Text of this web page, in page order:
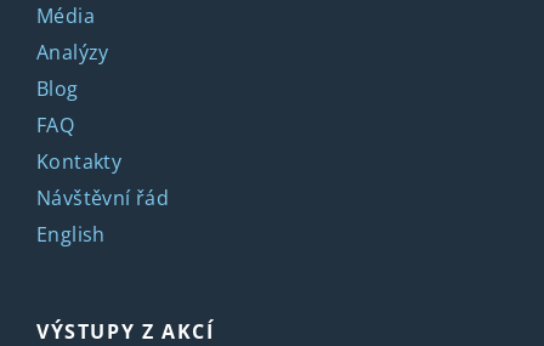
Média
Analýzy
Blog
FAQ
Kontakty
Návštěvní řád
English
VÝSTUPY Z AKCÍ